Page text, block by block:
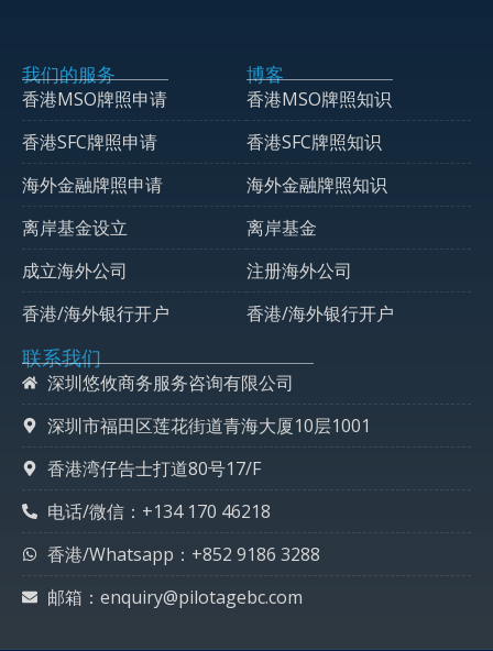
我们的服务
香港MSO牌照申请
香港SFC牌照申请
海外金融牌照申请
离岸基金设立
成立海外公司
香港/海外银行开户
博客
香港MSO牌照知识
香港SFC牌照知识
海外金融牌照知识
离岸基金
注册海外公司
香港/海外银行开户
联系我们
深圳悠攸商务服务咨询有限公司
深圳市福田区莲花街道青海大厦10层1001
香港湾仔告士打道80号17/F
电话/微信：+134 170 46218
香港/Whatsapp：+852 9186 3288
邮箱：enquiry@pilotagebc.com